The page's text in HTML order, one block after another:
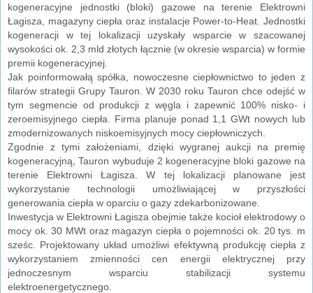
kogeneracyjne jednostki (bloki) gazowe na terenie Elektrowni
Łagisza, magazyny ciepła oraz instalacje Power-to-Heat. Jednostki
kogeneracji w tej lokalizacji uzyskały wsparcie w szacowanej
wysokości ok. 2,3 mld złotych łącznie (w okresie wsparcia) w formie
premii kogeneracyjnej.
Jak poinformowałą spółka, nowoczesne ciepłownictwo to jeden z
filarów strategii Grupy Tauron. W 2030 roku Tauron chce odejść w
tym segmencie od produkcji z węgla i zapewnić 100% nisko- i
zeroemisyjnego ciepła. Firma planuje ponad 1,1 GWt nowych lub
zmodernizowanych niskoemisyjnych mocy ciepłowniczych.
Zgodnie z tymi założeniami, dzięki wygranej aukcji na premię
kogeneracyjną, Tauron wybuduje 2 kogeneracyjne bloki gazowe na
terenie Elektrowni Łagisza. W tej lokalizacji planowane jest
wykorzystanie technologii umożliwiającej w przyszłości
generowania ciepła w oparciu o gazy zdekarbonizowane.
Inwestycja w Elektrowni Łagisza obejmie także kocioł elektrodowy o
mocy ok. 30 MWt oraz magazyn ciepła o pojemności ok. 20 tys. m
sześc. Projektowany układ umożliwi efektywną produkcję ciepła z
wykorzystaniem zmienności cen energii elektrycznej przy
jednoczesnym wsparciu stabilizacji systemu
elektroenergetycznego.